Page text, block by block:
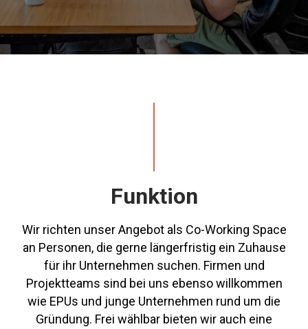
Funktion
Wir richten unser Angebot als Co-Working Space
an Personen, die gerne längerfristig ein Zuhause
für ihr Unternehmen suchen. Firmen und
Projektteams sind bei uns ebenso willkommen
wie EPUs und junge Unternehmen rund um die
Gründung. Frei wählbar bieten wir auch eine